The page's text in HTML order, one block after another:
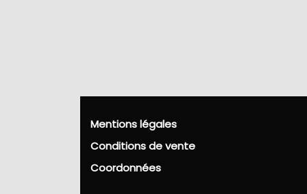
Mentions légales
Conditions de vente
Coordonnées